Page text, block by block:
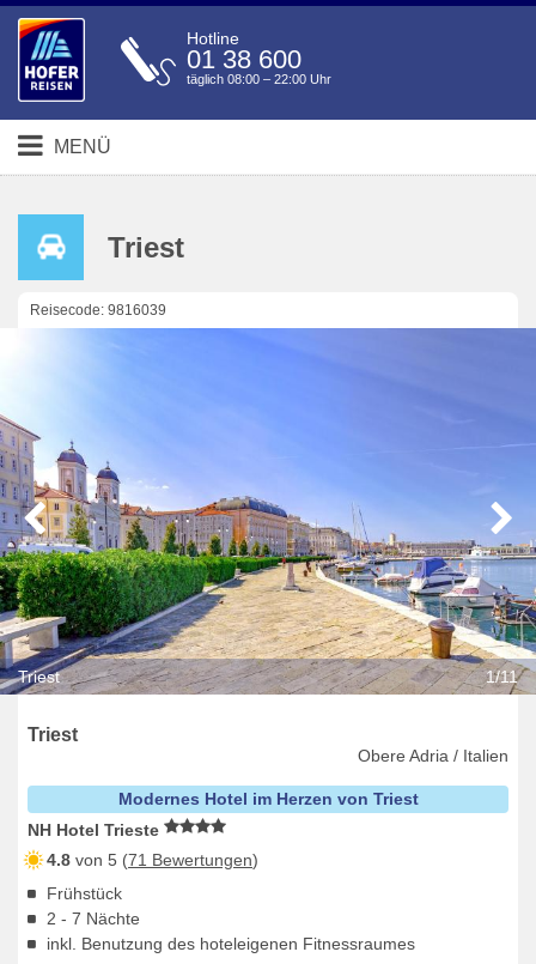
Hotline
01 38 600
täglich 08:00 – 22:00 Uhr
MENÜ
Triest
Reisecode: 9816039
Triest 1/11
Triest
Obere Adria / Italien
Modernes Hotel im Herzen von Triest
NH Hotel Trieste
4.8 von 5 (71 Bewertungen)
Frühstück
2 - 7 Nächte
inkl. Benutzung des hoteleigenen Fitnessraumes